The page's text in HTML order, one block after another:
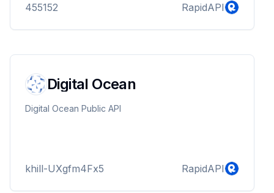
455152 RapidAPI
Digital Ocean
Digital Ocean Public API
khill-UXgfm4Fx5 RapidAPI